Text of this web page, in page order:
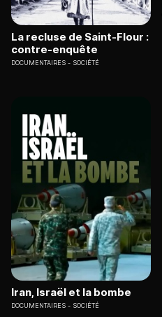
La recluse de Saint-Flour :
contre-enquête
DOCUMENTAIRES SOCIÉTÉ
Iran, Israël et la bombe
DOCUMENTAIRES SOCIÉTÉ